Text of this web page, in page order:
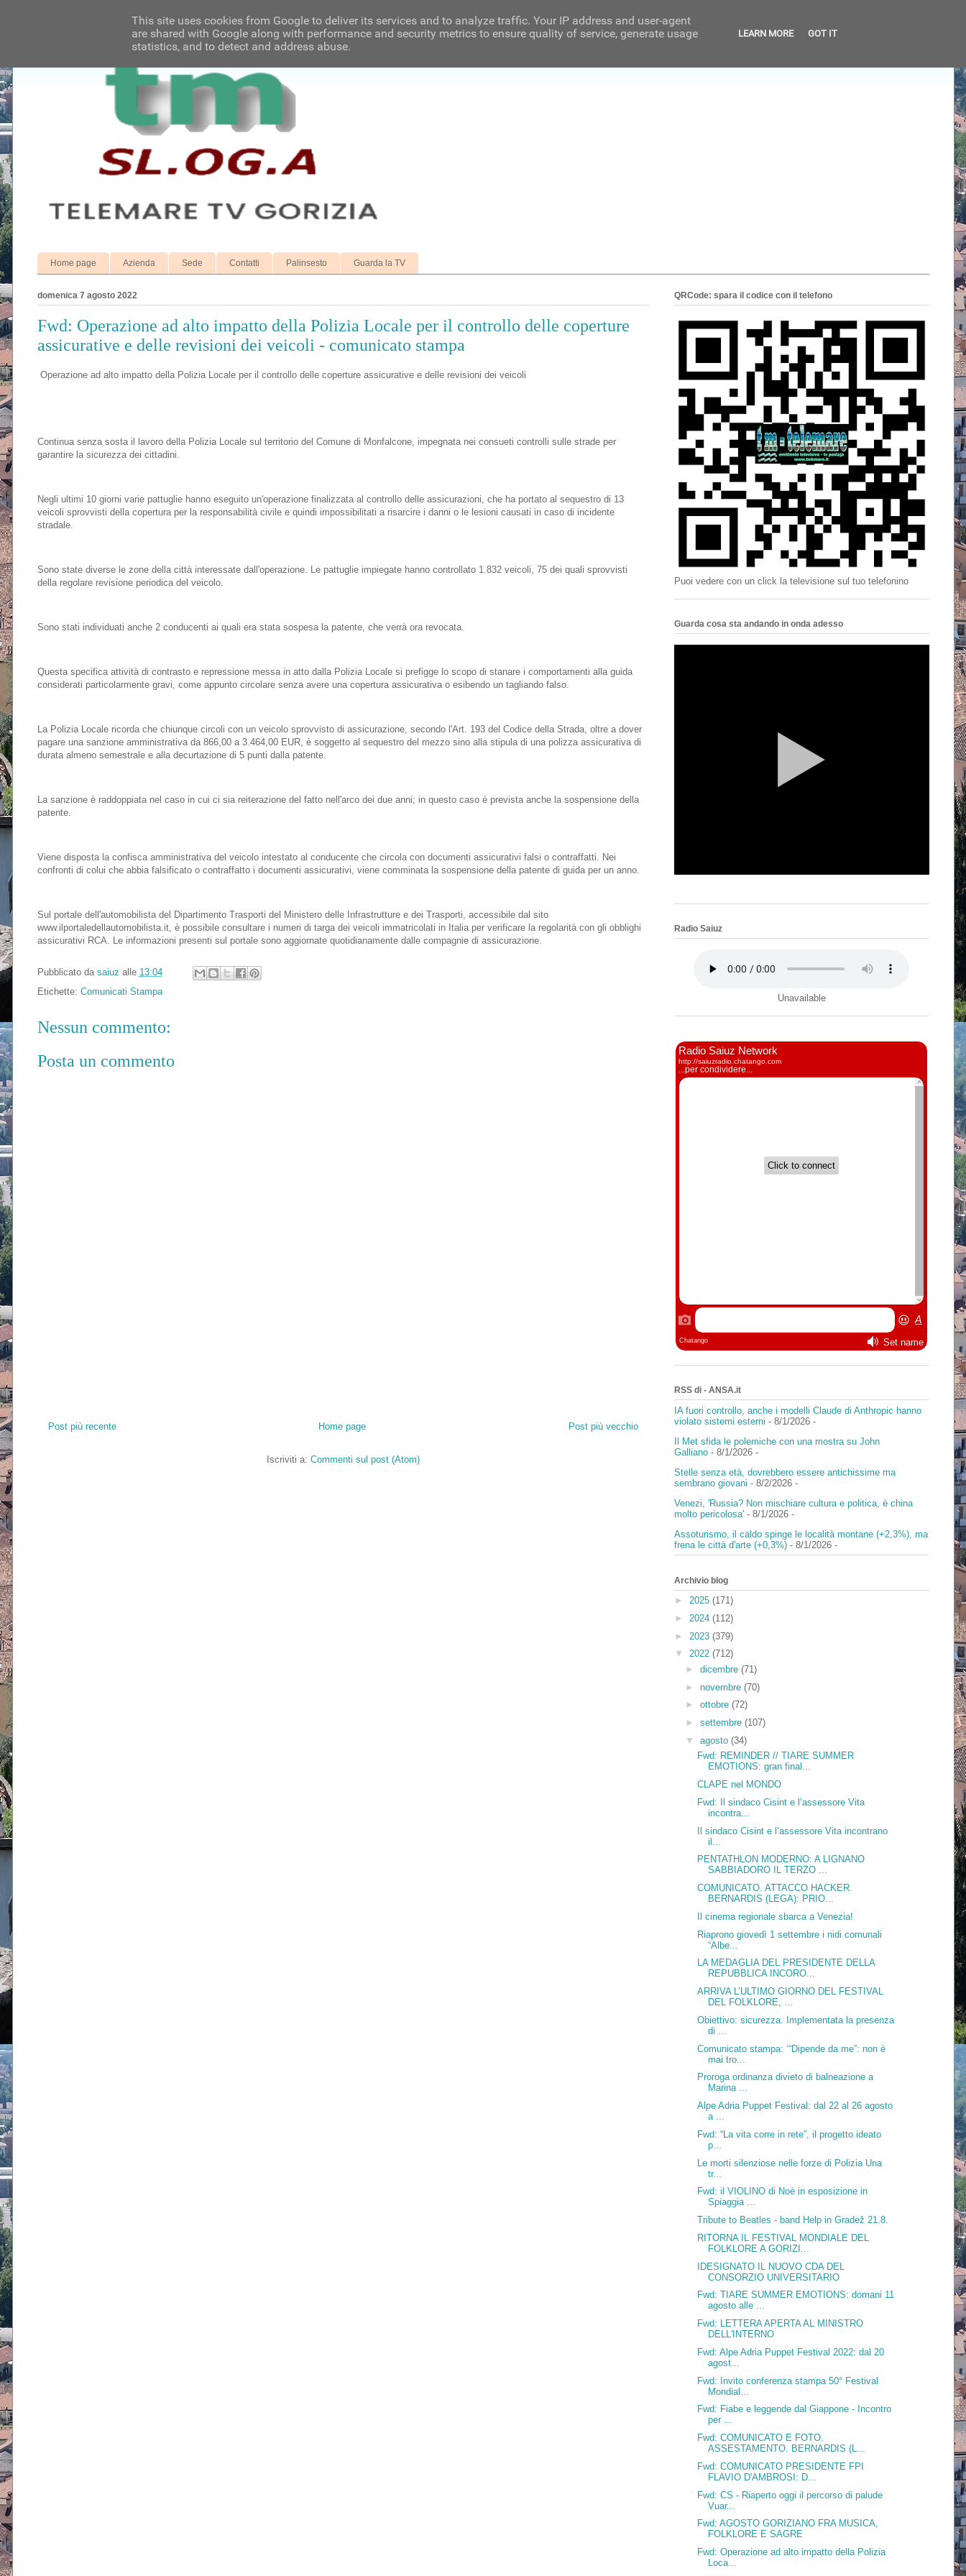
Home page Azienda Sede Contatti Palinsesto Guarda la TV
domenica 7 agosto 2022
Fwd: Operazione ad alto impatto della Polizia Locale per il controllo delle coperture
assicurative e delle revisioni dei veicoli - comunicato stampa
Operazione ad alto impatto della Polizia Locale per il controllo delle coperture assicurative e delle revisioni dei veicoli
Continua senza sosta il lavoro della Polizia Locale sul territorio del Comune di Monfalcone, impegnata nei consueti controlli sulle strade per
garantire la sicurezza dei cittadini.
Negli ultimi 10 giorni varie pattuglie hanno eseguito un'operazione finalizzata al controllo delle assicurazioni, che ha portato al sequestro di 13
veicoli sprovvisti della copertura per la responsabilità civile e quindi impossibilitati a risarcire i danni o le lesioni causati in caso di incidente
stradale.
Sono state diverse le zone della città interessate dall'operazione. Le pattuglie impiegate hanno controllato 1.832 veicoli, 75 dei quali sprovvisti
della regolare revisione periodica del veicolo.
Sono stati individuati anche 2 conducenti ai quali era stata sospesa la patente, che verrà ora revocata.
Questa specifica attività di contrasto e repressione messa in atto dalla Polizia Locale si prefigge lo scopo di stanare i comportamenti alla guida
considerati particolarmente gravi, come appunto circolare senza avere una copertura assicurativa o esibendo un tagliando falso.
La Polizia Locale ricorda che chiunque circoli con un veicolo sprovvisto di assicurazione, secondo l'Art. 193 del Codice della Strada, oltre a dover
pagare una sanzione amministrativa da 866,00 a 3.464,00 EUR, è soggetto al sequestro del mezzo sino alla stipula di una polizza assicurativa di
durata almeno semestrale e alla decurtazione di 5 punti dalla patente.
La sanzione è raddoppiata nel caso in cui ci sia reiterazione del fatto nell'arco dei due anni; in questo caso è prevista anche la sospensione della
patente.
Viene disposta la confisca amministrativa del veicolo intestato al conducente che circola con documenti assicurativi falsi o contraffatti. Nei
confronti di colui che abbia falsificato o contraffatto i documenti assicurativi, viene comminata la sospensione della patente di guida per un anno.
Sul portale dell'automobilista del Dipartimento Trasporti del Ministero delle Infrastrutture e dei Trasporti, accessibile dal sito
www.ilportaledellautomobilista.it, è possibile consultare i numeri di targa dei veicoli immatricolati in Italia per verificare la regolarità con gli obblighi
assicurativi RCA. Le informazioni presenti sul portale sono aggiornate quotidianamente dalle compagnie di assicurazione.
Pubblicato da saiuz alle 13:04
Etichette: Comunicati Stampa
Nessun commento:
Posta un commento
Post più recente Post più vecchio
Home page
Iscriviti a: Commenti sul post (Atom)
QRCode: spara il codice con il telefono
Puoi vedere con un click la televisione sul tuo telefonino
Guarda cosa sta andando in onda adesso
Radio Saiuz
Unavailable
RSS di - ANSA.it
IA fuori controllo, anche i modelli Claude di Anthropic hanno
violato sistemi esterni - 8/1/2026-
Il Met sfida le polemiche con una mostra su John
Galliano- 8/1/2026-
Stelle senza età, dovrebbero essere antichissime ma
sembrano giovani - 8/2/2026-
Venezi, 'Russia? Non mischiare cultura e politica, è china
molto pericolosa'- 8/1/2026-
Assoturismo, il caldo spinge le località montane (+2,3%), ma
frena le città d'arte (+0,3%)- 8/1/2026-
Archivio blog
► 2025 (171)
► 2024 (112)
► 2023 (379)
▼ 2022 (712)
►dicembre(71)
►novembre(70)
►ottobre(72)
►settembre(107)
▼agosto(34)
Fwd: REMINDER // TIARE SUMMER
EMOTIONS: gran final...
CLAPE nel MONDO
Fwd: Il sindaco Cisint e l’assessore Vita
incontra...
Il sindaco Cisint e l’assessore Vita incontrano
il...
PENTATHLON MODERNO: A LIGNANO
SABBIADORO IL TERZO ...
COMUNICATO. ATTACCO HACKER.
BERNARDIS (LEGA): PRIO...
Il cinema regionale sbarca a Venezia!
Riaprono giovedì 1 settembre i nidi comunali
“Albe...
LA MEDAGLIA DEL PRESIDENTE DELLA
REPUBBLICA INCORO...
ARRIVA L’ULTIMO GIORNO DEL FESTIVAL
DEL FOLKLORE, ...
Obiettivo: sicurezza. Implementata la presenza
di ...
Comunicato stampa: ‘“Dipende da me”: non è
mai tro...
Proroga ordinanza divieto di balneazione a
Marina ...
Alpe Adria Puppet Festival: dal 22 al 26 agosto
a ...
Fwd: “La vita corre in rete”, il progetto ideato
p...
Le morti silenziose nelle forze di Polizia Una
tr...
Fwd: il VIOLINO di Noè in esposizione in
Spiaggia ...
Tribute to Beatles - band Help in Gradež 21.8.
RITORNA IL FESTIVAL MONDIALE DEL
FOLKLORE A GORIZI...
IDESIGNATO IL NUOVO CDA DEL
CONSORZIO UNIVERSITARIO
Fwd: TIARE SUMMER EMOTIONS: domani 11
agosto alle ...
Fwd: LETTERA APERTA AL MINISTRO
DELL'INTERNO
Fwd: Alpe Adria Puppet Festival 2022: dal 20
agost...
Fwd: Invito conferenza stampa 50° Festival
Mondial...
Fwd: Fiabe e leggende dal Giappone - Incontro
per ...
Fwd: COMUNICATO E FOTO.
ASSESTAMENTO. BERNARDIS (L...
Fwd: COMUNICATO PRESIDENTE FPI
FLAVIO D'AMBROSI: D...
Fwd: CS - Riaperto oggi il percorso di palude
Vuar...
Fwd: AGOSTO GORIZIANO FRA MUSICA,
FOLKLORE E SAGRE
Fwd: Operazione ad alto impatto della Polizia
Loca...
This site uses cookies from Google to deliver its services and to analyze traffic. Your IP address and user-agent
are shared with Google along with performance and security metrics to ensure quality of service, generate usage
statistics, and to detect and address abuse.
LEARN MORE GOT IT